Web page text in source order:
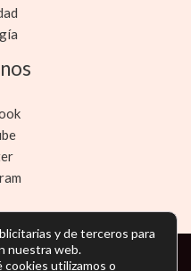
reservados -
y de terceros para
nuestra web.
cookies utilizamos o